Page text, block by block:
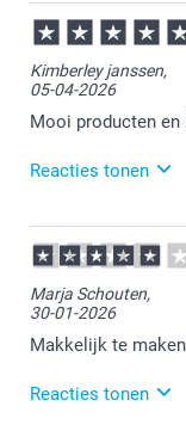
27-05-2026
17:23
Bedankt
met de
van!
Kimberley janssen,
05-04-2026
Mooi producten
Reacties tonen
07-04-2026
15:16
Heel veel
Marja Schouten,
30-01-2026
Makkelijk te
Reacties tonen